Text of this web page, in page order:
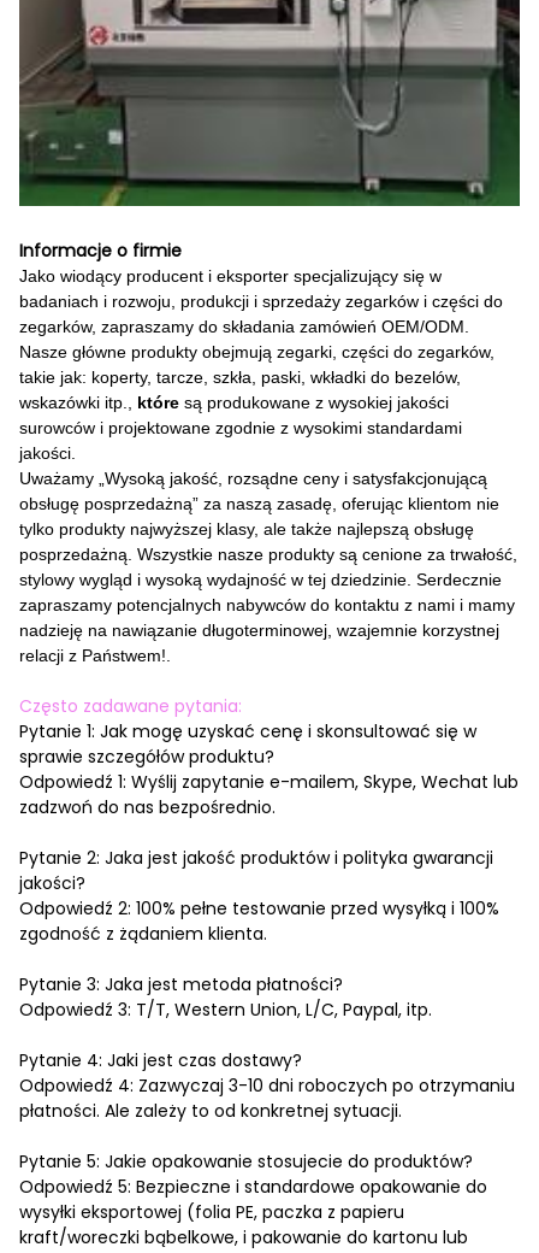
Informacje o firmie
Jako wiodący producent i eksporter specjalizujący się w
badaniach i rozwoju, produkcji i sprzedaży zegarków i części do
zegarków, zapraszamy do składania zamówień OEM/ODM.
Nasze główne produkty obejmują zegarki, części do zegarków,
takie jak: koperty, tarcze, szkła, paski, wkładki do bezelów,
wskazówki itp., które są produkowane z wysokiej jakości
surowców i projektowane zgodnie z wysokimi standardami
jakości.
Uważamy „Wysoką jakość, rozsądne ceny i satysfakcjonującą
obsługę posprzedażną” za naszą zasadę, oferując klientom nie
tylko produkty najwyższej klasy, ale także najlepszą obsługę
posprzedażną. Wszystkie nasze produkty są cenione za trwałość,
stylowy wygląd i wysoką wydajność w tej dziedzinie. Serdecznie
zapraszamy potencjalnych nabywców do kontaktu z nami i mamy
nadzieję na nawiązanie długoterminowej, wzajemnie korzystnej
relacji z Państwem!.
Często zadawane pytania:
Pytanie 1: Jak mogę uzyskać cenę i skonsultować się w
sprawie szczegółów produktu?
Odpowiedź 1: Wyślij zapytanie e-mailem, Skype, Wechat lub
zadzwoń do nas bezpośrednio.
Pytanie 2: Jaka jest jakość produktów i polityka gwarancji
jakości?
Odpowiedź 2: 100% pełne testowanie przed wysyłką i 100%
zgodność z żądaniem klienta.
Pytanie 3: Jaka jest metoda płatności?
Odpowiedź 3: T/T, Western Union, L/C, Paypal, itp.
Pytanie 4: Jaki jest czas dostawy?
Odpowiedź 4: Zazwyczaj 3-10 dni roboczych po otrzymaniu
płatności. Ale zależy to od konkretnej sytuacji.
Pytanie 5: Jakie opakowanie stosujecie do produktów?
Odpowiedź 5: Bezpieczne i standardowe opakowanie do
wysyłki eksportowej (folia PE, paczka z papieru
kraft/woreczki bąbelkowe, i pakowanie do kartonu lub